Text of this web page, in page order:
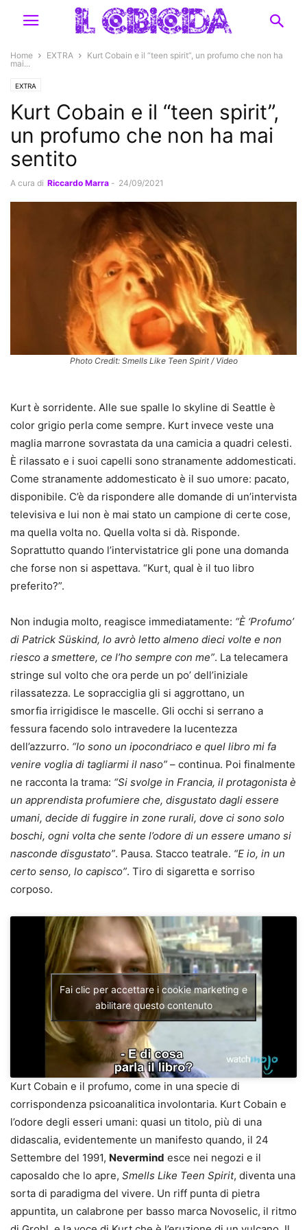
Home EXTRA
Kurt Cobain e il “teen spirit”, un profumo che non ha
mai...
EXTRA
Kurt Cobain e il “teen spirit”,
un profumo che non ha mai
sentito
A cura di Riccardo Marra - 24/09/2021
Photo Credit: Smells Like Teen Spirit / Video
Kurt è sorridente. Alle sue spalle lo skyline di Seattle è
color grigio perla come sempre. Kurt invece veste una
maglia marrone sovrastata da una camicia a quadri celesti.
È rilassato e i suoi capelli sono stranamente addomesticati.
Come stranamente addomesticato è il suo umore: pacato,
disponibile. C’è da rispondere alle domande di un’intervista
televisiva e lui non è mai stato un campione di certe cose,
ma quella volta no. Quella volta si dà. Risponde.
Soprattutto quando l’intervistatrice gli pone una domanda
che forse non si aspettava. “Kurt, qual è il tuo libro
preferito?”.
Non indugia molto, reagisce immediatamente: “È ‘Profumo’
di Patrick Süskind, lo avrò letto almeno dieci volte e non
riesco a smettere, ce l’ho sempre con me”. La telecamera
stringe sul volto che ora perde un po’ dell’iniziale
rilassatezza. Le sopracciglia gli si aggrottano, un
smorfia irrigidisce le mascelle. Gli occhi si serrano a
fessura facendo solo intravedere la lucentezza
dell’azzurro. “Io sono un ipocondriaco e quel libro mi fa
venire voglia di tagliarmi il naso” – continua. Poi finalmente
ne racconta la trama: “Si svolge in Francia, il protagonista è
un apprendista profumiere che, disgustato dagli essere
umani, decide di fuggire in zone rurali, dove ci sono solo
boschi, ogni volta che sente l’odore di un essere umano si
nasconde disgustato”. Pausa. Stacco teatrale. “E io, in un
certo senso, lo capisco”. Tiro di sigaretta e sorriso
corposo.
Fai clic per accettare i cookie marketing e
abilitare questo contenuto
Kurt Cobain e il profumo, come in una specie di
corrispondenza psicoanalitica involontaria. Kurt Cobain e
l’odore degli esseri umani: quasi un titolo, più di una
didascalia, evidentemente un manifesto quando, il 24
Settembre del 1991, Nevermind esce nei negozi e il
caposaldo che lo apre, Smells Like Teen Spirit, diventa una
sorta di paradigma del vivere. Un riff punta di pietra
appuntita, un calabrone per basso marca Novoselic, il ritmo